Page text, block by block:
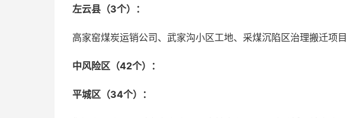
左云县（3个）：
高家窑煤炭运销公司、武家沟小区工地、采煤沉陷区治理搬迁项
中风险区（42个）：
平城区（34个）：